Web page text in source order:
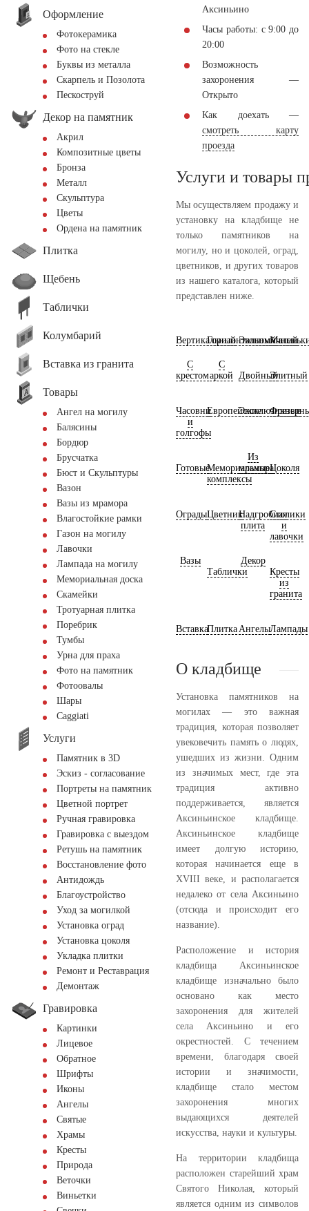
Оформление
Фотокерамика
Фото на стекле
Буквы из металла
Скарпель и Позолота
Пескоструй
Декор на памятник
Акрил
Композитные цветы
Бронза
Металл
Скульптура
Цветы
Ордена на памятник
Плитка
Щебень
Таблички
Колумбарий
Вставка из гранита
Товары
Ангел на могилу
Балясины
Бордюр
Брусчатка
Бюст и Скульптуры
Вазон
Вазы из мрамора
Влагостойкие рамки
Газон на могилу
Лавочки
Лампада на могилу
Мемориальная доска
Скамейки
Тротуарная плитка
Поребрик
Тумбы
Урна для праха
Фото на памятник
Фотоовалы
Шары
Сaggiati
Услуги
Памятник в 3D
Эскиз - согласование
Портреты на памятник
Цветной портрет
Ручная гравировка
Гравировка с выездом
Ретушь на памятник
Восстановление фото
Антидождь
Благоустройство
Уход за могилкой
Установка оград
Установка цоколя
Укладка плитки
Ремонт и Реставрация
Демонтаж
Гравировка
Картинки
Лицевое
Обратное
Шрифты
Иконы
Ангелы
Святые
Храмы
Кресты
Природа
Веточки
Виньетки
Аксиньино
Часы работы: с 9:00 до
20:00
Возможность
захоронения —
Открыто
Как доехать —
смотреть карту
проезда
Услуги и товары
Мы осуществляем продажу и
установку на кладбище не
только памятников на
могилу, но и цоколей, оград,
цветников, и других товаров
из нашего каталога, который
представлен ниже.
ВертикальныйГоризонтальный
Экономичный
С
крестом
С
аркой
ДвойныйЭлитный
Часовни
и
голгофы
ЕвропейскиеЭксклюзивные
ГотовыеМемориальные
комплексы
Из
мрамораЦоколя
ОградыЦветникНадгробная
плита
Столики
и
лавочки
Вазы
Таблички
Декор
Кресты
из
гранита
ВставкаПлитка АнгелыЛампады
О кладбище
Установка памятников на
могилах — это важная
традиция, которая позволяет
увековечить память о людях,
ушедших из жизни. Одним
из значимых мест, где эта
традиция активно
поддерживается, является
Аксиньинское кладбище.
Аксиньинское кладбище
имеет долгую историю,
которая начинается еще в
XVIII веке, и располагается
недалеко от села Аксиньино
(отсюда и происходит его
название).
Расположение и история
кладбища Аксиньинское
кладбище изначально было
основано как место
захоронения для жителей
села Аксиньино и его
окрестностей. С течением
времени, благодаря своей
истории и значимости,
кладбище стало местом
захоронения многих
выдающихся деятелей
искусства, науки и культуры.
На территории кладбища
расположен старейший храм
Святого Николая, который
является одним из символов